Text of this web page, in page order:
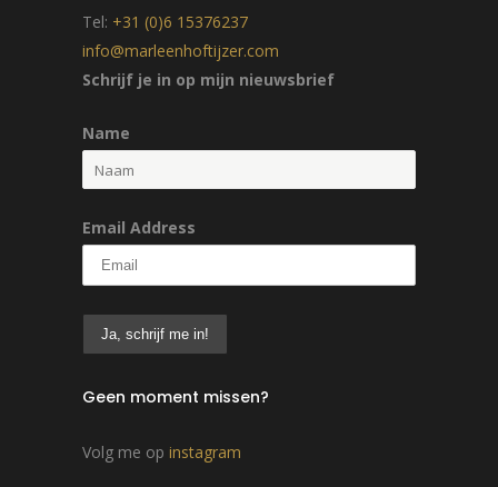
Tel: +31 (0)6 15376237
info@marleenhoftijzer.com
Schrijf je in op mijn nieuwsbrief
Name
Email Address
Geen moment missen?
Volg me op instagram